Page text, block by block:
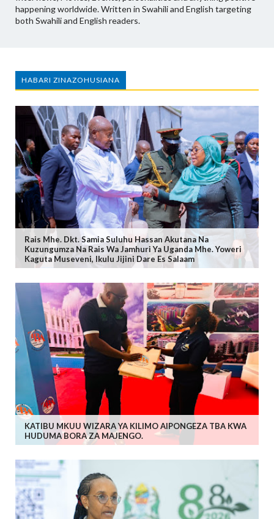
happening worldwide. Written in Swahili and English targeting
both Swahili and English readers.
HABARI ZINAZOHUSIANA
Rais Mhe. Dkt. Samia Suluhu Hassan Akutana Na
Kuzungumza Na Rais Wa Jamhuri Ya Uganda Mhe. Yoweri
Kaguta Museveni, Ikulu Jijini Dare Es Salaam
KATIBU MKUU WIZARA YA KILIMO AIPONGEZA TBA KWA
HUDUMA BORA ZA MAJENGO.